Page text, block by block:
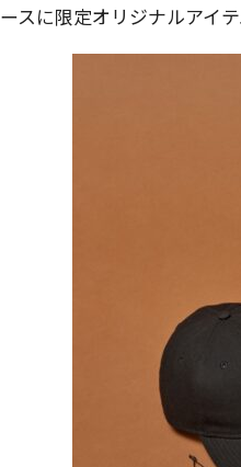
ースに限定オリジナルアイテ